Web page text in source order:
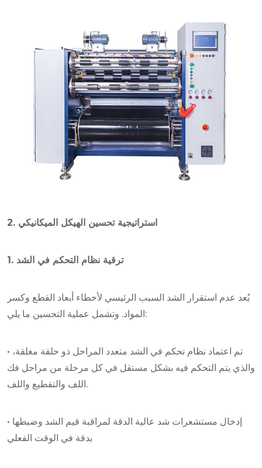
2. استراتيجية تحسين الهيكل الميكانيكي
1. ترقية نظام التحكم في الشد
يُعد عدم استقرار الشد السبب الرئيسي لأخطاء أبعاد القطع وكسر
المواد. وتشمل عملية التحسين ما يلي:
• تم اعتماد نظام تحكم في الشد متعدد المراحل ذو حلقة مغلقة،
والذي يتم التحكم فيه بشكل مستقل في كل مرحلة من مراحل فك
اللف والتقطيع واللف.
• إدخال مستشعرات شد عالية الدقة لمراقبة قيم الشد وضبطها
بدقة في الوقت الفعلي